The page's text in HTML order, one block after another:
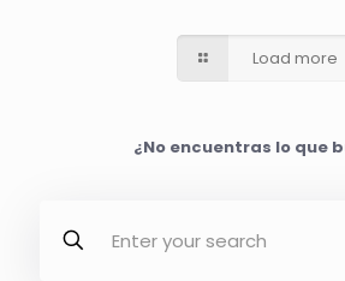
Load more
¿No encuentras lo que